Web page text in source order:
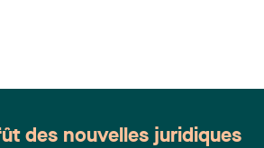
des nouvelles juridiques